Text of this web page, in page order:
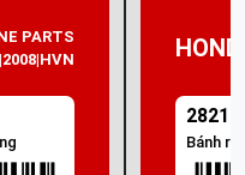
PARTS
Bánh